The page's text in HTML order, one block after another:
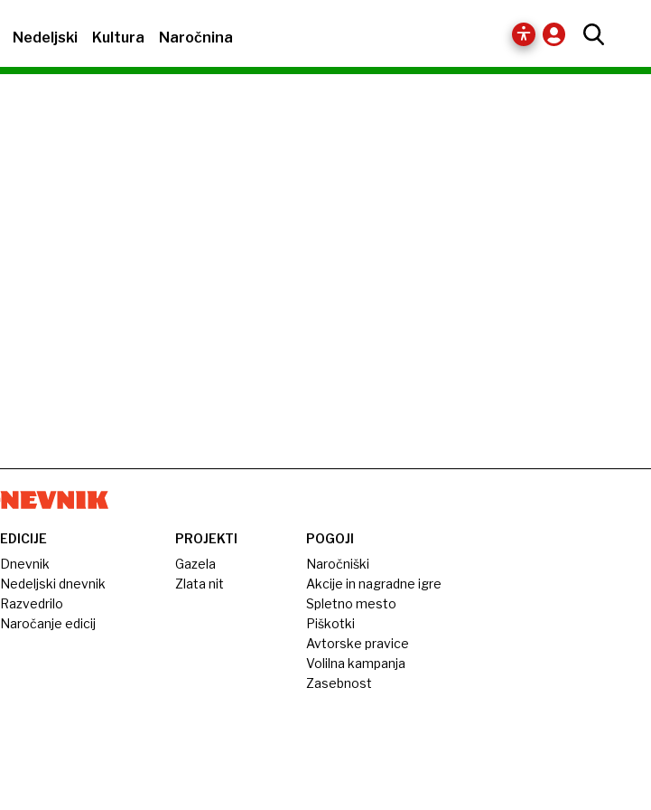
Nedeljski Kultura Naročnina
EDICIJE
Dnevnik
Nedeljski dnevnik
Razvedrilo
Naročanje edicij
PROJEKTI
Gazela
Zlata nit
POGOJI
Naročniški
Akcije in nagradne igre
Spletno mesto
Piškotki
Avtorske pravice
Volilna kampanja
Zasebnost